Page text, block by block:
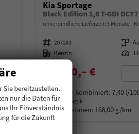
Kia Sportage
Black Edition 1,6 T-GDI
unverbindliche Lieferzeit:3 Monate
Fahrzeugnummer 207243 Getriebe
Kraftstoff Benzin Leistung
32.890,– €
Verbrauch kombiniert:7,40 l/
CO -Klasse: F
CO2-Emissionen: 168,00 g/km
Sie bereitzustellen.
nur die Daten für
Ihr Einverständnis
für die Zukunft